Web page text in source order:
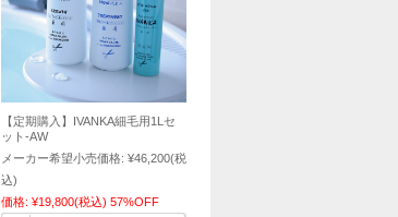
【定期購入】IVANKA細毛用1Lセ
ット-AW
メーカー希望小売価格: ¥46,200(税
込)
価格: ¥19,800(税込) 57%OFF